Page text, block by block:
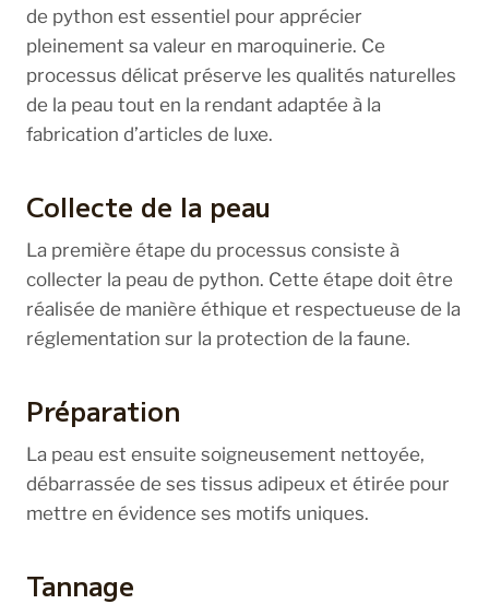
de python est essentiel pour apprécier
pleinement sa valeur en maroquinerie. Ce
processus délicat préserve les qualités naturelles
de la peau tout en la rendant adaptée à la
fabrication d’articles de luxe.
Collecte de la peau
La première étape du processus consiste à
collecter la peau de python. Cette étape doit être
réalisée de manière éthique et respectueuse de la
réglementation sur la protection de la faune.
Préparation
La peau est ensuite soigneusement nettoyée,
débarrassée de ses tissus adipeux et étirée pour
mettre en évidence ses motifs uniques.
Tannage